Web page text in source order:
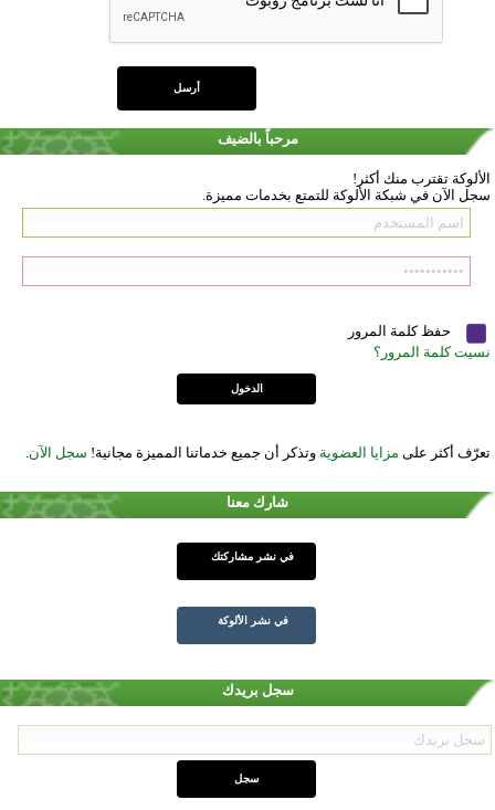
مرحباً بالضيف
الألوكة تقترب منك أكثر!
سجل الآن في شبكة الألوكة للتمتع بخدمات مميزة.
حفظ كلمة المرور
نسيت كلمة المرور؟
تعرّف أكثر على مزايا العضوية وتذكر أن جميع خدماتنا المميزة مجانية! سجل الآن
شارك معنا
في نشر مشاركتك
في نشر الألوكة
سجل بريدك